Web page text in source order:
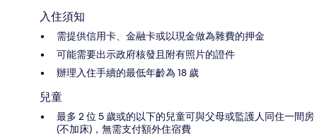
入住須知
需提供信用卡、金融卡或以現金做為雜費的押金
可能需要出示政府核發且附有照片的證件
辦理入住手續的最低年齡為 18 歲
兒童
最多 2 位 5 歲或的以下的兒童可與父母或監護人同住一間房
(不加床)，無需支付額外住宿費